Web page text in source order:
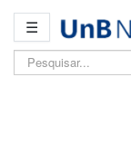
☰
Pesquisar...